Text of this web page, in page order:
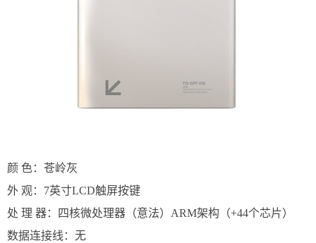
颜 色：苍岭灰
外 观： 7英寸LCD触屏按键
处 理 器：
四核微处理器（意法）ARM架构（+44个芯片）
数据连接线： 无